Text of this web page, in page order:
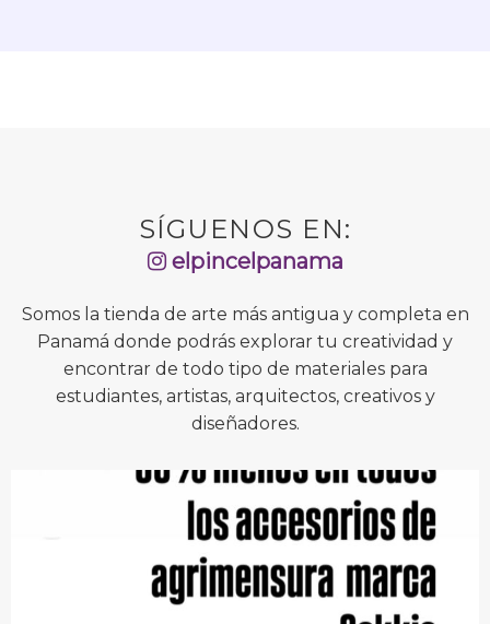
SÍGUENOS EN:
elpincelpanama
Somos la tienda de arte más antigua y completa en
Panamá donde podrás explorar tu creatividad y
encontrar de todo tipo de materiales para
estudiantes, artistas, arquitectos, creativos y
diseñadores.